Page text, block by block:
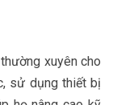
xuyên cho
sử dụng thiết bị